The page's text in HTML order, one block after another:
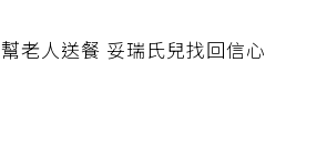
幫老人送餐 妥瑞氏兒找回信心